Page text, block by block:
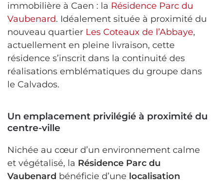
immobilière à Caen : la Résidence Parc du
Vaubenard. Idéalement située à proximité du
nouveau quartier Les Coteaux de l’Abbaye,
actuellement en pleine livraison, cette
résidence s’inscrit dans la continuité des
réalisations emblématiques du groupe dans
le Calvados.
Un emplacement privilégié à proximité du
centre-ville
Nichée au cœur d’un environnement calme
et végétalisé, la Résidence Parc du
Vaubenard bénéficie d’une localisation